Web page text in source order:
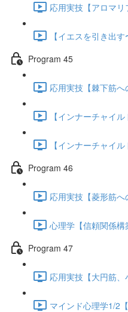
応用実技【アロマ
【イエスを引き出
Program 45
応用実技【棘下筋
【インナーチャイ
【インナーチャイ
Program 46
応用実技【菱形筋
心理学【信頼関係
Program 47
応用実技【大円筋
マインド心理学1/2